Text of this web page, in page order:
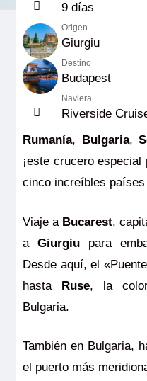
9 días
Origen
Giurgiu
Destino
Budapest
Naviera
Riverside
Rumanía, Bulgaria,
¡este crucero
cinco increíbles
Viaje a Bucarest,
a Giurgiupara
Desde aquí, el
hasta Ruse, la
Bulgaria.
También en Bulgaria,
el puerto más